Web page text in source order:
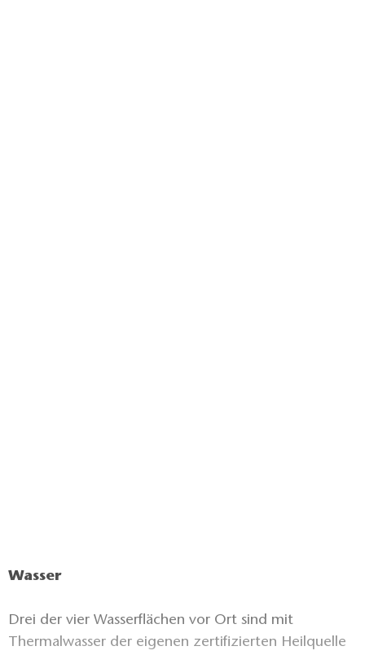
Wasser
Drei der vier Wasserflächen vor Ort sind mit
Thermalwasser der eigenen zertifizierten Heilquelle